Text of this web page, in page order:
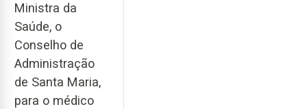
Ministra da
Saúde, o
Conselho de
Administração
de Santa Maria,
para o médico